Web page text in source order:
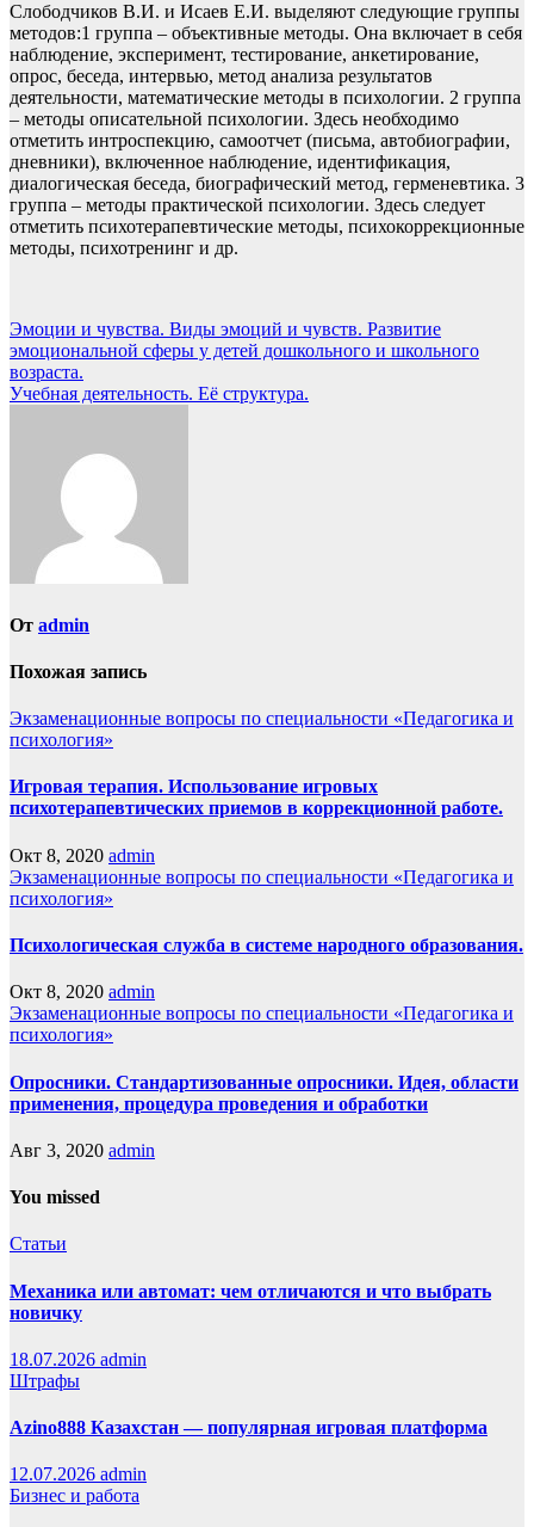
Слободчиков В.И. и Исаев Е.И. выделяют следующие группы
методов:1 группа – объективные методы. Она включает в себя
наблюдение, эксперимент, тестирование, анкетирование,
опрос, беседа, интервью, метод анализа результатов
деятельности, математические методы в психологии. 2 группа
– методы описательной психологии. Здесь необходимо
отметить интроспекцию, самоотчет (письма, автобиографии,
дневники), включенное наблюдение, идентификация,
диалогическая беседа, биографический метод, герменевтика. 3
группа – методы практической психологии. Здесь следует
отметить психотерапевтические методы, психокоррекционные
методы, психотренинг и др.
Навигация
по
записям
Эмоции и чувства. Виды эмоций и чувств. Развитие
эмоциональной сферы у детей дошкольного и школьного
возраста.
Учебная деятельность. Её структура.
От admin
Похожая запись
Экзаменационные вопросы по специальности «Педагогика и
психология»
Игровая терапия. Использование игровых
психотерапевтических приемов в коррекционной работе.
Окт 8, 2020 admin
Экзаменационные вопросы по специальности «Педагогика и
психология»
Психологическая служба в системе народного образования.
Окт 8, 2020 admin
Экзаменационные вопросы по специальности «Педагогика и
психология»
Опросники. Стандартизованные опросники. Идея, области
применения, процедура проведения и обработки
Авг 3, 2020 admin
You missed
Статьи
Механика или автомат: чем отличаются и что выбрать
новичку
18.07.2026 admin
Штрафы
Azino888 Казахстан — популярная игровая платформа
12.07.2026 admin
Бизнес и работа